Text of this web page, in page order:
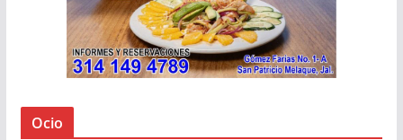
Ocio